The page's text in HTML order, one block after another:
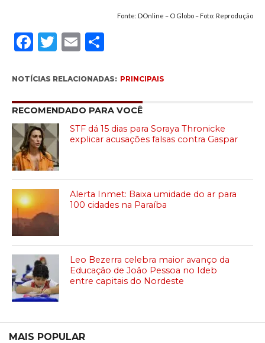
Fonte: DOnline – O Globo – Foto: Reprodução
Facebook
Twitter
EmailCompartilhar
NOTÍCIAS RELACIONADAS: PRINCIPAIS
RECOMENDADO PARA VOCÊ
STF dá 15 dias para Soraya Thronicke
explicar acusações falsas contra Gaspar
Alerta Inmet: Baixa umidade do ar para
100 cidades na Paraíba
Leo Bezerra celebra maior avanço da
Educação de João Pessoa no Ideb
entre capitais do Nordeste
MAIS POPULAR